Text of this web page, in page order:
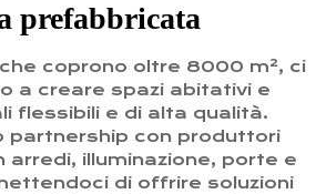
prefabbricata
coprono oltre 8000 m², ci
a creare spazi abitativi e
flessibili e di alta qualità.
partnership con produttori
arredi, illuminazione, porte e
di offrire soluzioni